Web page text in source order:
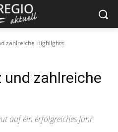
zahlreiche Highlights
und zahlreiche
auf ein erfolgreiches Jahr